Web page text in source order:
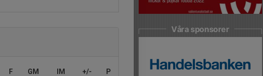
F GM IM +/- P
Våra sponsorer